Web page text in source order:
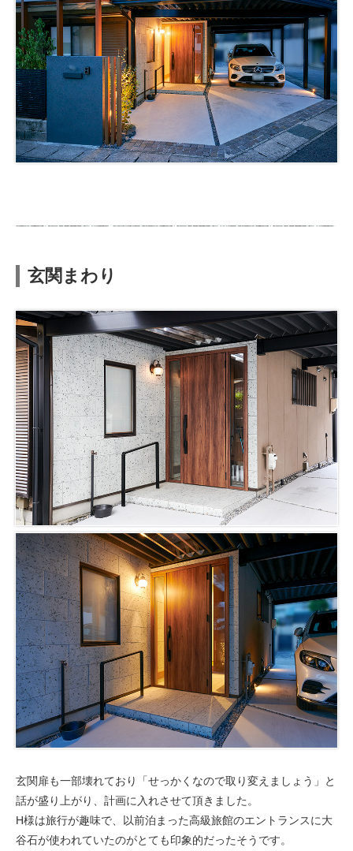
玄関まわり
玄関扉も一部壊れており「せっかくなので取り変えましょう」と
話が盛り上がり、計画に入れさせて頂きました。
H様は旅行が趣味で、以前泊まった高級旅館のエントランスに大
谷石が使われていたのがとても印象的だったそうです。